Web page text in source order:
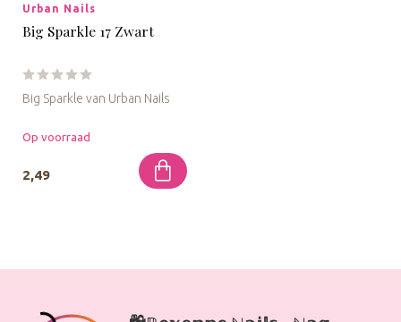
Urban Nails
Big Sparkle 17 Zwart
Big Sparkle van Urban Nails
Op voorraad
2,49